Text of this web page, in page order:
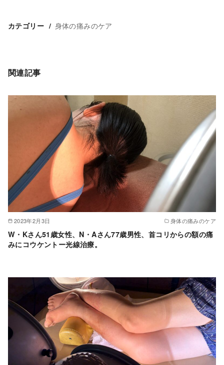
カテゴリー 身体の痛みのケア
関連記事
2023年2月3日 身体の痛みのケア
W・Kさん51歳女性、N・Aさん77歳男性、首コリからの額の痛
みにコウケントー光線治療。